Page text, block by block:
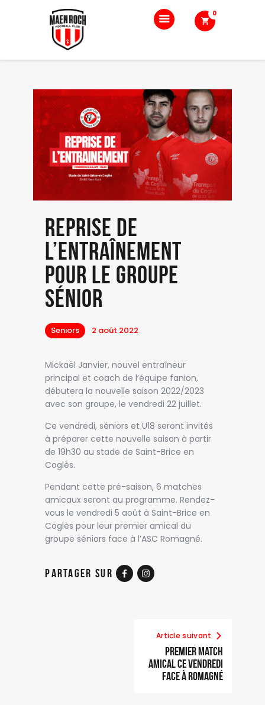
0
Accueil
Le club
Nos équipes
Boutique
Blog
Reprise de
l’entraînement
pour le groupe
sénior
Seniors 2 août 2022
Mickaël Janvier, nouvel entraîneur
principal et coach de l’équipe fanion,
débutera la nouvelle saison 2022/2023
avec son groupe, le vendredi 22 juillet.
Ce vendredi, séniors et U18 seront invités
à préparer cette nouvelle saison à partir
de 19h30 au stade de Saint-Brice en
Coglès.
Pendant cette pré-saison, 6 matches
amicaux seront au programme. Rendez-
vous le vendredi 5 août à Saint-Brice en
Coglès pour leur premier amical du
groupe séniors face à l’ASC Romagné.
Partager sur
Article suivant
Premier match
amical ce vendredi
face à Romagné